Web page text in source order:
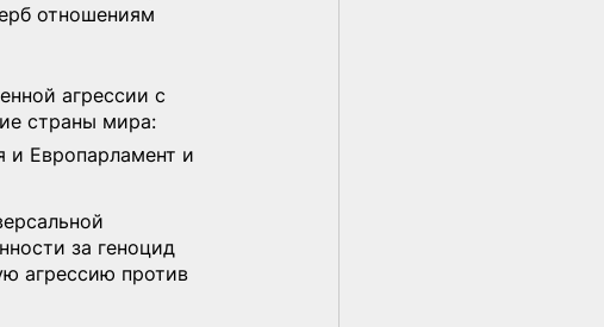
отношениям
агрессии с
страны мира:
и Европарламент и
за геноцид
агрессию против